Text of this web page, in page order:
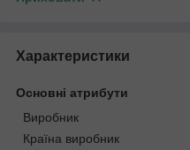
Характеристики
Основні атрибути
Виробник
Країна виробник